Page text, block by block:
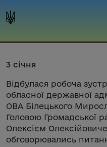
3 січня
Відбулася робоча
обласної державної
ОВА Білецького
Головою Громадської
Олексієм
обговорювались